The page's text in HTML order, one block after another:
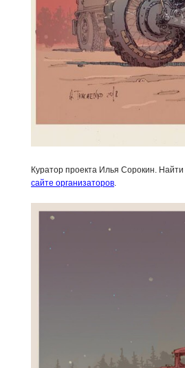
Куратор проекта Илья Сорокин.
сайте организаторов.